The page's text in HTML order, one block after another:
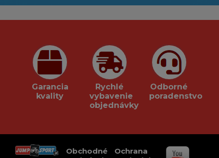
Garancia
kvality
Rychlé
vybavenie
objednávky
Odborné
poradenstvo
Obchodné
Ochrana